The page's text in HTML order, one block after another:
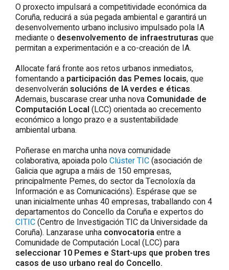
O proxecto impulsará a competitividade económica da
Coruña, reducirá a súa pegada ambiental e garantirá un
desenvolvemento urbano inclusivo impulsado pola IA
mediante o desenvolvemento de infraestruturas que
permitan a experimentación e a co-creación de IA.
Allocatefará fronte aos retos urbanos inmediatos,
fomentando a participación das Pemes locais, que
desenvolveránsolucións de IA verdes e éticas.
Ademais, buscarase crear unha nova Comunidade de
Computación Local (LCC) orientada ao crecemento
económico a longo prazo e a sustentabilidade
ambiental urbana.
Poñerase en marcha unha nova comunidade
colaborativa, apoiada poloClúster TIC(asociación de
Galicia que agrupa a máis de 150 empresas,
principalmente Pemes, do sector da Tecnoloxía da
Información e as Comunicacións). Espérase que se
unan inicialmente unhas 40 empresas, traballando con 4
departamentos do Concello daCoruñae expertos do
CITIC(Centro de Investigación TIC da Universidade da
Coruña). Lanzarase unha convocatoriaentre a
Comunidade de Computación Local (LCC) para
seleccionar 10 Pemes e Start-ups que proben tres
casos de uso urbano real do Concello.